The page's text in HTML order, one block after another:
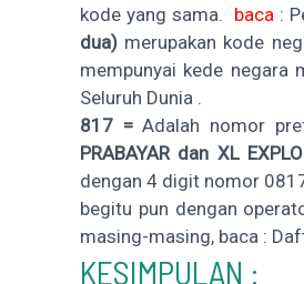
kode yang sama. baca:
dua) merupakan kode
mempunyai kede negara
Seluruh Dunia .
817 =Adalah nomor
PRABAYAR dan XL
dengan 4 digit nomor
begitu pun dengan
masing-masing, baca :
KESIMPULAN :